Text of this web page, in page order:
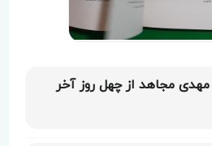
مهدی مجاهد از چهل روز آخر